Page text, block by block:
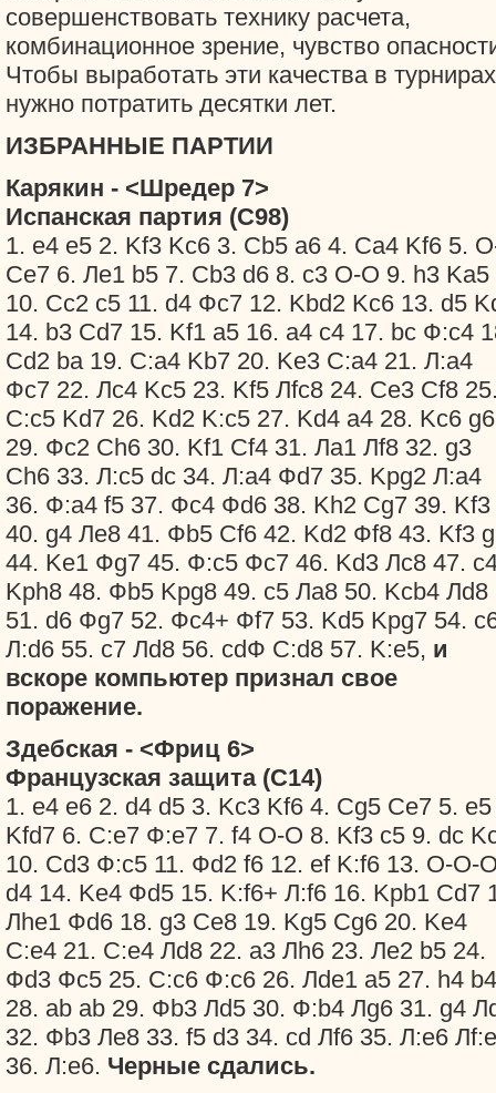
совершенствовать технику расчета,
комбинационное зрение, чувство
Чтобы выработать эти качества в
нужно потратить десятки лет.
ИЗБРАННЫЕ ПАРТИИ
Карякин - <Шредер 7>
Испанская партия (С98)
1. e4 e5 2. Kf3 Kc6 3. Сb5 a6 4. Сa4 Kf6 5.
Сe7 6. Лe1 b5 7. Сb3 d6 8. c3 O-O 9. h3 Ka5
10. Сc2 c5 11. d4 Фc7 12. Kbd2 Kc6 13. d5
14. b3 Сd7 15. Kf1 a5 16. a4 c4 17. bc Ф:c4
Cd2 ba 19. C:a4 Kb7 20. Ke3 C:a4 21. Л:a4
Фc7 22. Лc4 Kc5 23. Kf5 Лfc8 24. Ce3 Cf8
C:c5 Kd7 26. Kd2 K:c5 27. Kd4 a4 28. Kc6 g6
29. Фc2 Сh6 30. Kf1 Сf4 31. Лa1 Лf8 32. g3
Ch6 33. Л:c5 dc 34. Л:a4 Фd7 35. Kpg2 Л:a4
36. Ф:a4 f5 37. Фc4 Фd6 38. Kh2 Cg7 39. Kf3
40. g4 Лe8 41. Фb5 Cf6 42. Kd2 Фf8 43. Kf3
44. Ke1 Фg7 45. Ф:c5 Фc7 46. Kd3 Лc8 47.
Kph8 48. Фb5 Kpg8 49. c5 Лa8 50. Kcb4 Лd8
51. d6 Фg7 52. Фc4+ Фf7 53. Kd5 Kpg7 54.
Л:d6 55. c7 Лd8 56. cdФ C:d8 57. K:e5, и
вскоре компьютер признал свое
поражение.
Здебская - <Фриц 6>
Французская защита (C14)
1. e4 e6 2. d4 d5 3. Kc3 Kf6 4. Сg5 Сe7 5. e5
Kfd7 6. С:e7 Ф:e7 7. f4 O-O 8. Kf3 c5 9. dc
10. Сd3 Ф:c5 11. Фd2 f6 12. ef K:f6 13. O-O-
d4 14. Ke4 Фd5 15. K:f6+ Л:f6 16. Kрb1 Сd7
Лhe1 Фd6 18. g3 Сe8 19. Kg5 Сg6 20. Ke4
С:e4 21. С:e4 Лd8 22. a3 Лh6 23. Лe2 b5 24.
Фd3 Фc5 25. С:c6 Ф:c6 26. Лde1 a5 27. h4 b4
28. ab ab 29. Фb3 Лd5 30. Ф:b4 Лg6 31. g4
32. Фb3 Лe8 33. f5 d3 34. cd Лf6 35. Л:e6
36. Л:e6. Черные сдались.